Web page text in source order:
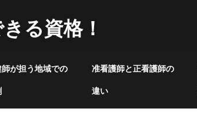
る資格！
が担う地域での
准看護師と正看護師の
違い